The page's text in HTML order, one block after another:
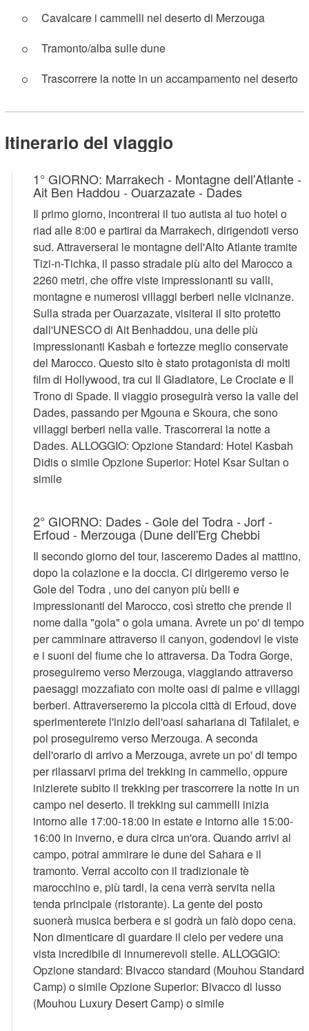
Cavalcare i cammelli nel deserto di Merzouga
Tramonto/alba sulle dune
Trascorrere la notte in un accampamento nel deserto
Itinerario del viaggio
1° GIORNO: Marrakech - Montagne dell'Atlante -
Ait Ben Haddou - Ouarzazate - Dades
Il primo giorno, incontrerai il tuo autista al tuo hotel o
riad alle 8:00 e partirai da Marrakech, dirigendoti verso
sud. Attraverserai le montagne dell'Alto Atlante tramite
Tizi-n-Tichka, il passo stradale più alto del Marocco a
2260 metri, che offre viste impressionanti su valli,
montagne e numerosi villaggi berberi nelle vicinanze.
Sulla strada per Ouarzazate, visiterai il sito protetto
dall'UNESCO di Ait Benhaddou, una delle più
impressionanti Kasbah e fortezze meglio conservate
del Marocco. Questo sito è stato protagonista di molti
film di Hollywood, tra cui Il Gladiatore, Le Crociate e Il
Trono di Spade. Il viaggio proseguirà verso la valle del
Dades, passando per Mgouna e Skoura, che sono
villaggi berberi nella valle. Trascorrerai la notte a
Dades. ALLOGGIO: Opzione Standard: Hotel Kasbah
Didis o simile Opzione Superior: Hotel Ksar Sultan o
simile
2° GIORNO: Dades - Gole del Todra - Jorf -
Erfoud - Merzouga (Dune dell'Erg Chebbi
Il secondo giorno del tour, lasceremo Dades al mattino,
dopo la colazione e la doccia. Ci dirigeremo verso le
Gole del Todra , uno dei canyon più belli e
impressionanti del Marocco, così stretto che prende il
nome dalla "gola" o gola umana. Avrete un po' di tempo
per camminare attraverso il canyon, godendovi le viste
e i suoni del fiume che lo attraversa. Da Todra Gorge,
proseguiremo verso Merzouga, viaggiando attraverso
paesaggi mozzafiato con molte oasi di palme e villaggi
berberi. Attraverseremo la piccola città di Erfoud, dove
sperimenterete l'inizio dell'oasi sahariana di Tafilalet, e
poi proseguiremo verso Merzouga. A seconda
dell'orario di arrivo a Merzouga, avrete un po' di tempo
per rilassarvi prima del trekking in cammello, oppure
inizierete subito il trekking per trascorrere la notte in un
campo nel deserto. Il trekking sui cammelli inizia
intorno alle 17:00-18:00 in estate e intorno alle 15:00-
16:00 in inverno, e dura circa un'ora. Quando arrivi al
campo, potrai ammirare le dune del Sahara e il
tramonto. Verrai accolto con il tradizionale tè
marocchino e, più tardi, la cena verrà servita nella
tenda principale (ristorante). La gente del posto
suonerà musica berbera e si godrà un falò dopo cena.
Non dimenticare di guardare il cielo per vedere una
vista incredibile di innumerevoli stelle. ALLOGGIO:
Opzione standard: Bivacco standard (Mouhou Standard
Camp) o simile Opzione Superior: Bivacco di lusso
(Mouhou Luxury Desert Camp) o simile